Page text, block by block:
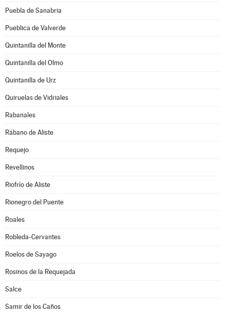
Puebla de Sanabria
Pueblica de Valverde
Quintanilla del Monte
Quintanilla del Olmo
Quintanilla de Urz
Quiruelas de Vidriales
Rabanales
Rábano de Aliste
Requejo
Revellinos
Riofrío de Aliste
Rionegro del Puente
Roales
Robleda-Cervantes
Roelos de Sayago
Rosinos de la Requejada
Salce
Samir de los Caños